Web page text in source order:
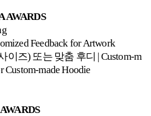
AWARDS
Feedback for Artwork
이즈) 또는 맞춤 후디 | Custom-m
Custom-made Hoodie